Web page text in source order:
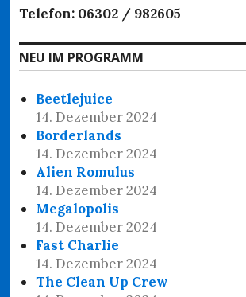
Telefon: 06302 / 982605
NEU IM PROGRAMM
Beetlejuice
14. Dezember 2024
Borderlands
14. Dezember 2024
Alien Romulus
14. Dezember 2024
Megalopolis
14. Dezember 2024
Fast Charlie
14. Dezember 2024
The Clean Up Crew